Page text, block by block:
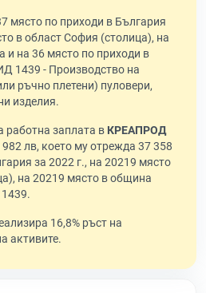
място по приходи в България
в област София (столица), на
и на 36 място по приходи в
1439 - Производство на
ръчно плетени) пуловери,
изделия.
работна заплата в КРЕАПРОД
лв, което му отрежда 37 358
за 2022 г., на 20219 място
на 20219 място в община
16,8% ръст на
активите.